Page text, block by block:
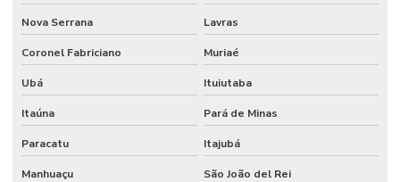
Onde Encontrar Conexão Instantânea Plástica Em Minas Gerais
Tomador Pressão
Tubo Flexível Inox
Tubo Galvanizado
Nova Serrana Lavras
Coronel Fabriciano Muriaé
Ubá Ituiutaba
Itaúna Pará de Minas
Paracatu Itajubá
Manhuaçu São João del Rei